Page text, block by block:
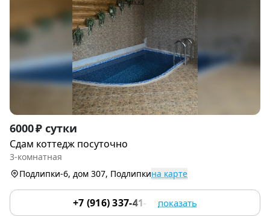
Item
1
of
8
6000 ₽ сутки
Сдам коттедж посуточно
3-комнатная
Подлипки-6, дом 307, Подлипкина карте
+7 (916) 337-41-45 показать